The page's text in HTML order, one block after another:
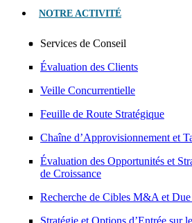
NOTRE ACTIVITÉ
Services de Conseil
Évaluation des Clients
Veille Concurrentielle
Feuille de Route Stratégique
Chaîne d’Approvisionnement et
Évaluation des Opportunités et
de Croissance
Recherche de Cibles M&A et
Stratégie et Options d’Entrée sur